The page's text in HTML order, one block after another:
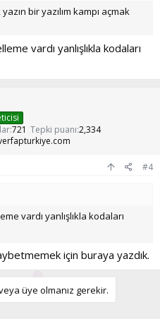
bir yazılım kampı açmak
vardı yanlışlıkla kodaları
721 Tepki puanı 2,334
#4
vardı yanlışlıkla kodaları
için buraya yazdık.
üye olmanız gerekir.